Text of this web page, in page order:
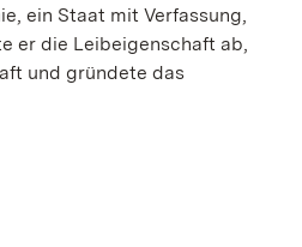
ein Staat mit Verfassung,
er die Leibeigenschaft ab,
und gründete das